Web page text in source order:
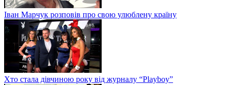
Іван Марчук розповів про свою улюблену країну
Хто стала дівчиною року від журналу “Playboy”